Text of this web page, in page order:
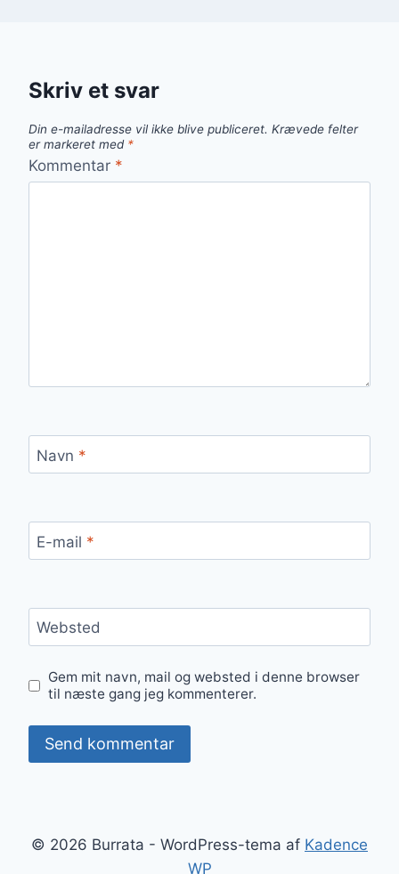
Skriv et svar
Din e-mailadresse vil ikke blive publiceret. Krævede felter
er markeret med *
Kommentar *
Navn *
E-mail *
Websted
Gem mit navn, mail og websted i denne browser
til næste gang jeg kommenterer.
© 2026 Burrata - WordPress-tema af Kadence
WP